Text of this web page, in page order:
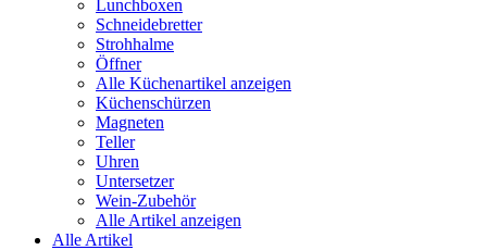
Lunchboxen
Schneidebretter
Strohhalme
Öffner
Alle Küchenartikel anzeigen
Küchenschürzen
Magneten
Teller
Uhren
Untersetzer
Wein-Zubehör
Alle Artikel anzeigen
Alle Artikel